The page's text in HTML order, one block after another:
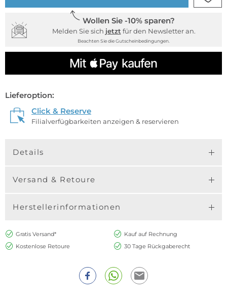
Wollen Sie -10% sparen?
Melden Sie sich jetzt für den Newsletter an.
Beachten Sie die Gutscheinbedingungen.
Lieferoption:
Click & Reserve
Filialverfügbarkeiten anzeigen & reservieren
Details
Versand & Retoure
Herstellerinformationen
Gratis Versand*
Kauf auf Rechnung
Kostenlose Retoure
30 Tage Rückgaberecht